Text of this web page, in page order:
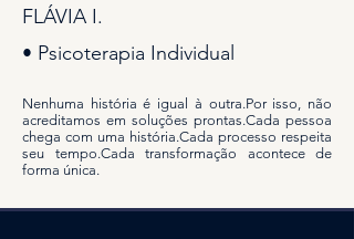
FLÁVIA I.
• Psicoterapia Individual
Nenhuma história é igual à outra.Por isso, não
acreditamos em soluções prontas.Cada pessoa
chega com uma história.Cada processo respeita
seu tempo.Cada transformação acontece de
forma única.